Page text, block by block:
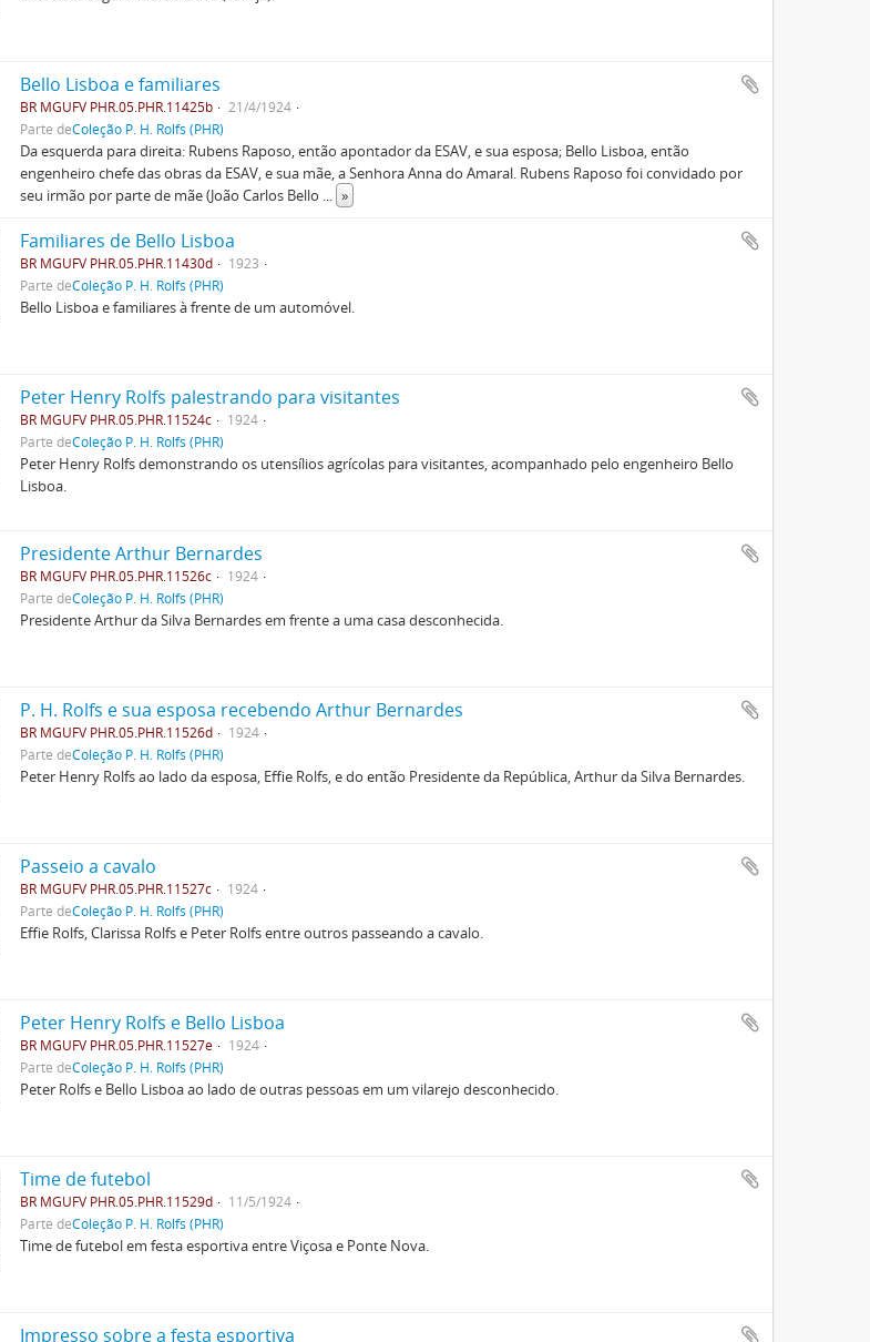
Bello Lisboa e familiares
BR MGUFV PHR.05.PHR.11425b
21/4/1924
Parte deColeção P. H. Rolfs (PHR)
Da esquerda para direita: Rubens Raposo, então apontador da ESAV, e sua esposa; Bello Lisboa, então
engenheiro chefe das obras da ESAV, e sua mãe, a Senhora Anna do Amaral. Rubens Raposo foi convidado por
seu irmão por parte de mãe (João Carlos Bello
»
Familiares de Bello Lisboa
BR MGUFV PHR.05.PHR.11430d
1923
Parte deColeção P. H. Rolfs (PHR)
Bello Lisboa e familiares à frente de um automóvel.
Peter Henry Rolfs palestrando para visitantes
BR MGUFV PHR.05.PHR.11524c
1924
Parte deColeção P. H. Rolfs (PHR)
Peter Henry Rolfs demonstrando os utensílios agrícolas para visitantes, acompanhado pelo engenheiro Bello
Lisboa.
Presidente Arthur Bernardes
BR MGUFV PHR.05.PHR.11526c
1924
Parte deColeção P. H. Rolfs (PHR)
Presidente Arthur da Silva Bernardes em frente a uma casa desconhecida.
P. H. Rolfs e sua esposa recebendo Arthur Bernardes
BR MGUFV PHR.05.PHR.11526d
1924
Parte deColeção P. H. Rolfs (PHR)
Peter Henry Rolfs ao lado da esposa, Effie Rolfs, e do então Presidente da República, Arthur da Silva Bernardes.
Passeio a cavalo
BR MGUFV PHR.05.PHR.11527c
1924
Parte deColeção P. H. Rolfs (PHR)
Effie Rolfs, Clarissa Rolfs e Peter Rolfs entre outros passeando a cavalo.
Peter Henry Rolfs e Bello Lisboa
BR MGUFV PHR.05.PHR.11527e
1924
Parte deColeção P. H. Rolfs (PHR)
Peter Rolfs e Bello Lisboa ao lado de outras pessoas em um vilarejo desconhecido.
Time de futebol
BR MGUFV PHR.05.PHR.11529d
11/5/1924
Parte deColeção P. H. Rolfs (PHR)
Time de futebol em festa esportiva entre Viçosa e Ponte Nova.
Impresso sobre a festa esportiva